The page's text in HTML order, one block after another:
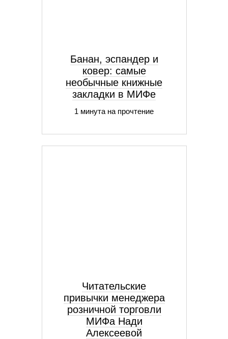
Банан, эспандер и
ковер: самые
необычные книжные
закладки в МИФе
1 минута на прочтение
Читательские
привычки менеджера
розничной торговли
МИФа Нади
Алексеевой